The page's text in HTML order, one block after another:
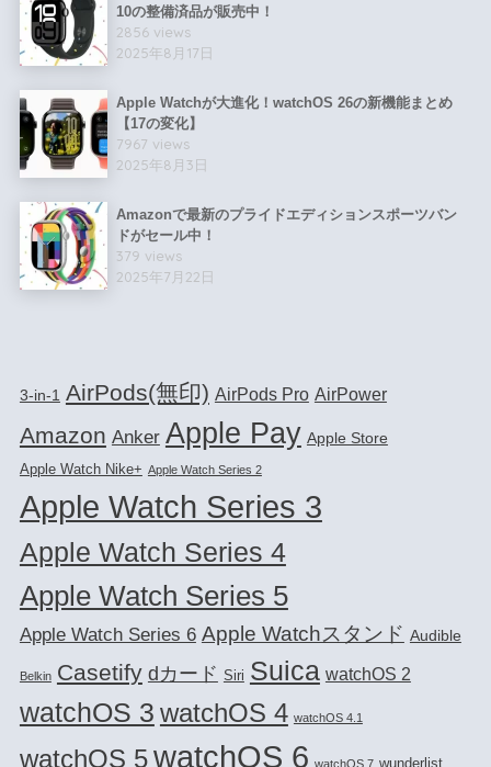
10の整備済品が販売中！
2856 views
2025年8月17日
Apple Watchが大進化！watchOS 26の新機能まとめ
【17の変化】
7967 views
2025年8月3日
Amazonで最新のプライドエディションスポーツバン
ドがセール中！
379 views
2025年7月22日
3-in-1 AirPods(無印) AirPods Pro AirPower
Amazon Anker Apple Pay Apple Store
Apple Watch Nike+ Apple Watch Series 2
Apple Watch Series 3
Apple Watch Series 4
Apple Watch Series 5
Apple Watch Series 6 Apple Watchスタンド Audible
Belkin Casetify dカード Siri Suica watchOS 2
watchOS 3 watchOS 4 watchOS 4.1
watchOS 5watchOS 6 watchOS 7 wunderlist